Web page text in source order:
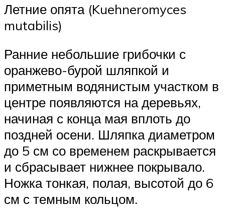
Летние опята (Kuehneromyces
mutabilis)
Ранние небольшие грибочки с
оранжево-бурой шляпкой и
приметным водянистым участком в
центре появляются на деревьях,
начиная с конца мая вплоть до
поздней осени. Шляпка диаметром
до 5 см со временем раскрывается
и сбрасывает нижнее покрывало.
Ножка тонкая, полая, высотой до 6
см с темным кольцом.